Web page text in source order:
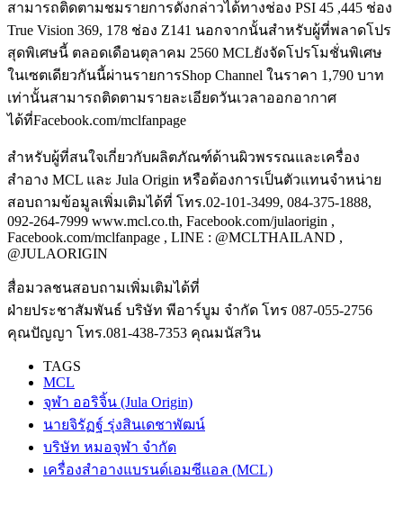
สามารถติดตามชมรายการดังกล่าวได้ทางช่อง PSI 45 ,445 ช่อง
True Vision 369, 178 ช่อง Z141 นอกจากนั้นสำหรับผู้ที่พลาดโปร
สุดพิเศษนี้ ตลอดเดือนตุลาคม 2560 MCLยังจัดโปรโมชั่นพิเศษ
ในเซตเดียวกันนี้ผ่านรายการShop Channel ในราคา 1,790 บาท
เท่านั้นสามารถติดตามรายละเอียดวันเวลาออกอากาศ
ได้ที่Facebook.com/mclfanpage
สำหรับผู้ที่สนใจเกี่ยวกับผลิตภัณฑ์ด้านผิวพรรณและเครื่อง
สำอาง MCL และ Jula Origin หรือต้องการเป็นตัวแทนจำหน่าย
สอบถามข้อมูลเพิ่มเติมได้ที่ โทร.02-101-3499, 084-375-1888,
092-264-7999 www.mcl.co.th, Facebook.com/julaorigin ,
Facebook.com/mclfanpage , LINE : @MCLTHAILAND ,
@JULAORIGIN
สื่อมวลชนสอบถามเพิ่มเติมได้ที่
ฝ่ายประชาสัมพันธ์ บริษัท พีอาร์บูม จำกัด โทร 087-055-2756
คุณปัญญา โทร.081-438-7353 คุณมนัสวิน
TAGS
MCL
จุฬา ออริจิ้น (Jula Origin)
นายจิรัฏฐ์ รุ่งสินเดชาพัฒน์
บริษัท หมอจุฬา จำกัด
เครื่องสำอางแบรนด์เอมซีแอล (MCL)